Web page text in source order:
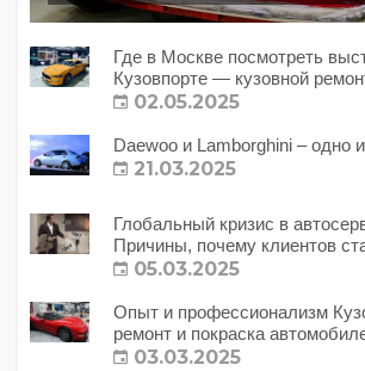
Где в Москве посмотреть
Кузовпорте — кузовной
02.05.2025
Daewoo и Lamborghini – одно
21.03.2025
Глобальный кризис в
Причины, почему клиентов
с этим делать?
05.03.2025
Опыт и профессионализм
ремонт и покраска
03.03.2025